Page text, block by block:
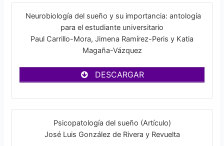
Neurobiología del sueño y su importancia: antología
para el estudiante universitario
Paul Carrillo-Mora, Jimena Ramírez-Peris y Katia
Magaña-Vázquez
DESCARGAR
Psicopatología del sueño (Artículo)
José Luis González de Rivera y Revuelta